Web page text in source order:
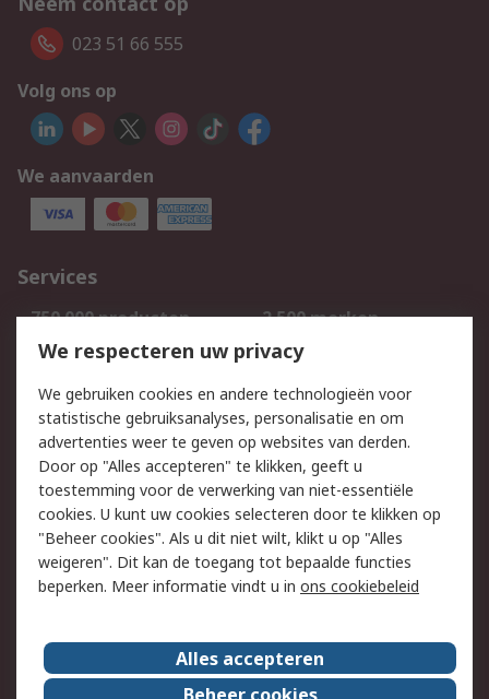
023 51 66 555
Volg ons op
We aanvaarden
Services
750.000 producten
2.500 merken
Bestellen
Inkoopoplossingen
Track & Trace
Wettelijk
Cookiebeleid
Email veiligheid
Privacybeleid
Websitevoorwaarden
Algemene
verkoopvoorwaarden
Over RS
RS Group Over ons
We respecteren uw privacy
We gebruiken cookies en andere technologieën voor
statistische gebruiksanalyses, personalisatie en om
advertenties weer te geven op websites van derden.
Door op "Alles accepteren" te klikken, geeft u
toestemming voor de verwerking van niet-essentiële
cookies. U kunt uw cookies selecteren door te klikken op
"Beheer cookies". Als u dit niet wilt, klikt u op "Alles
weigeren". Dit kan de toegang tot bepaalde functies
beperken. Meer informatie vindt u in ons cookiebeleid
Alles accepteren